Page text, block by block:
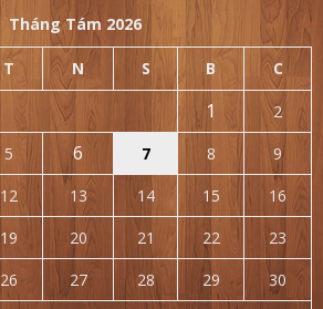
Tháng Tám 2026
T N S B C
1
2
5 6 7 8
9
12 13 14 15
16
19 20 21 22
23
26 27 28 29
30